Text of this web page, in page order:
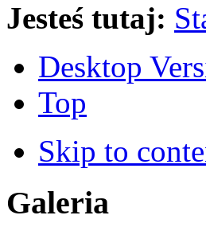
Jesteś tutaj:
Desktop
Top
Skip to
Galeria